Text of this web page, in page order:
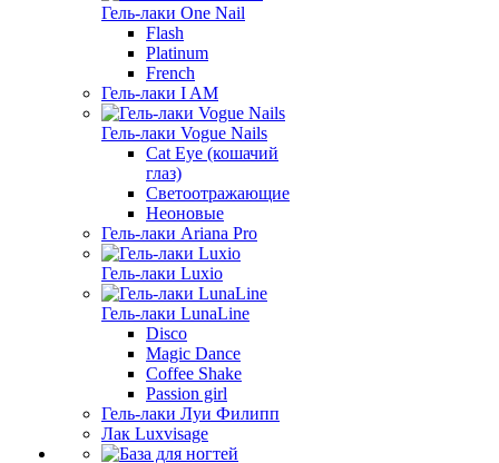
Гель-лаки One Nail
Flash
Platinum
French
Гель-лаки I AM
Гель-лаки Vogue Nails
Cat Eye (кошачий
глаз)
Светоотражающие
Неоновые
Гель-лаки Ariana Pro
Гель-лаки Luxio
Гель-лаки LunaLine
Disco
Magic Dance
Coffee Shake
Passion girl
Гель-лаки Луи Филипп
Лак Luxvisage